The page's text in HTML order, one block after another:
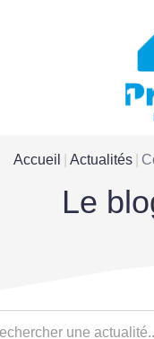
Accueil Actualités
Le